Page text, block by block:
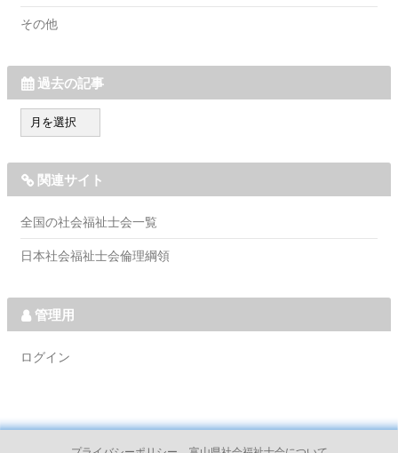
その他
過去の記事
去
記
事
関連サイト
全国の社会福祉士会一覧
日本社会福祉士会倫理綱領
管理用
ログイン